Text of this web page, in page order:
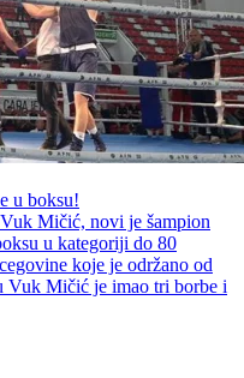
u boksu!
Mičić, novi je šampion
u kategoriji do 80
koje je održano od
Vuk Mičić je imao tri borbe i